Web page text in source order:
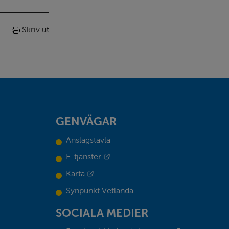
Skriv ut
GENVÄGAR
Anslagstavla
E-tjänster
Länk till annan webbplats.
Karta
Länk till annan webbplats.
Synpunkt Vetlanda
SOCIALA MEDIER